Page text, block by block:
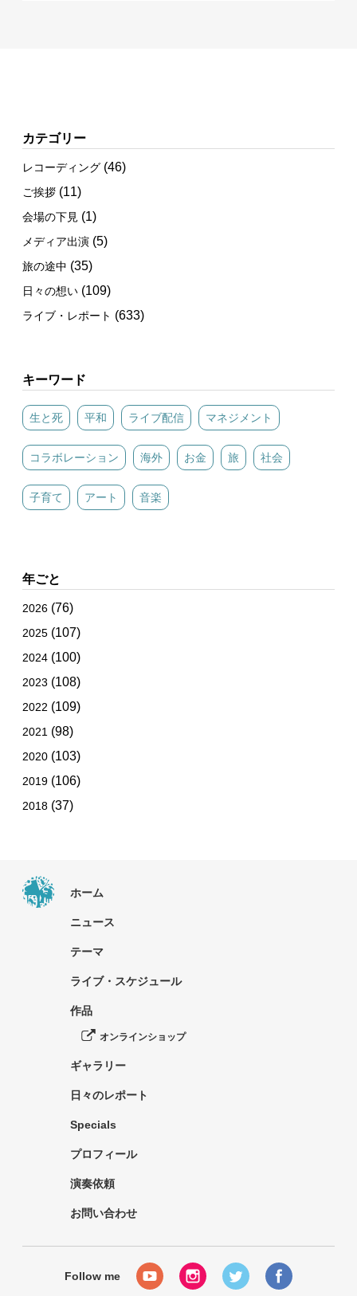
カテゴリー
レコーディング (46)
ご挨拶 (11)
会場の下見 (1)
メディア出演 (5)
旅の途中 (35)
日々の想い (109)
ライブ・レポート (633)
キーワード
生と死 平和 ライブ配信 マネジメント
コラボレーション 海外 お金 旅 社会
子育て アート 音楽
年ごと
2026 (76)
2025 (107)
2024 (100)
2023 (108)
2022 (109)
2021 (98)
2020 (103)
2019 (106)
2018 (37)
ホーム
ニュース
テーマ
ライブ・スケジュール
作品
オンラインショップ
ギャラリー
日々のレポート
Specials
プロフィール
演奏依頼
お問い合わせ